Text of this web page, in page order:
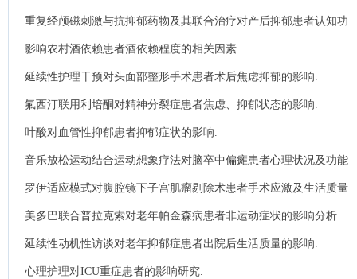
重复经颅磁刺激与抗抑郁药物及其联合治疗对产后抑郁患者认知功
能及哺乳的影响.
影响农村酒依赖患者酒依赖程度的相关因素.
延续性护理干预对头面部整形手术患者术后焦虑抑郁的影响.
氟西汀联用利培酮对精神分裂症患者焦虑、抑郁状态的影响.
叶酸对血管性抑郁患者抑郁症状的影响.
音乐放松运动结合运动想象疗法对脑卒中偏瘫患者心理状况及功能
状态的影响研究.
罗伊适应模式对腹腔镜下子宫肌瘤剔除术患者手术应激及生活质量
的影响.
美多巴联合普拉克索对老年帕金森病患者非运动症状的影响分析.
延续性动机性访谈对老年抑郁症患者出院后生活质量的影响.
心理护理对ICU重症患者的影响研究.